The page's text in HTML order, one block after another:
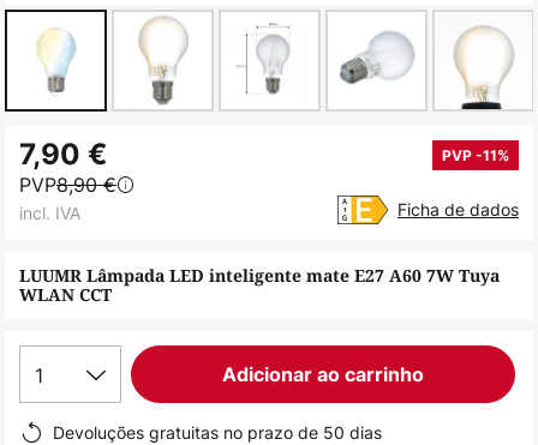
para
início
Galeria
de
imagens
LUUMR Lâmpada LED inteligente mate E27 A60 7W Tuya
WLAN CCT
7,90 € PVP -11%
PVP8,90 €
incl. IVA Ficha de dados
1 Adicionar ao carrinho
Devoluções gratuitas no prazo de 50 dias